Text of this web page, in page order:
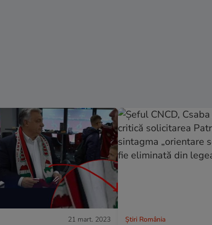
21 mart. 2023 Știri România